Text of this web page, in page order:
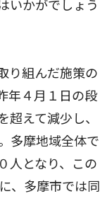
いかがでしょう
り組んだ施策の
年４月１日の段
超えて減少し、
多摩地域全体で
人となり、この
、多摩市では同